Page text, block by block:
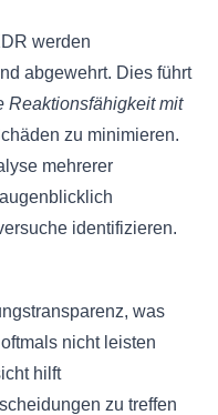
werden
abgewehrt. Dies führt
Reaktionsfähigkeit mit
zu minimieren.
mehrerer
identifizieren.
was
nicht leisten
hilft
zu treffen